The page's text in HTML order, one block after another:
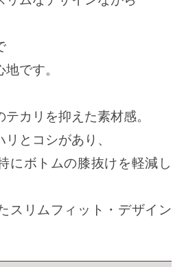
です。
カリを抑えた素材感。
とコシがあり、
にボトムの膝抜けを軽減し
スリムフィット・デザイン